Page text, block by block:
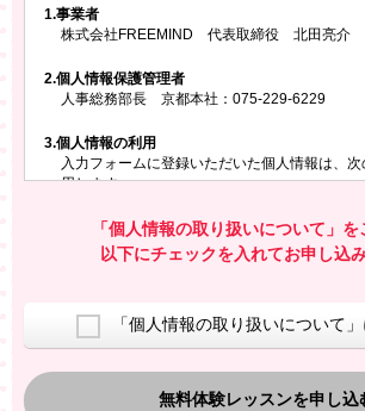
所属施設名・会員番号またはクー
所属施設名
会員番号またはクーポンコード
1.事業者
株式会社FREEMIND 代表取締役 北田亮介
2.個人情報保護管理者
人事総務部長 京都本社：075-229-6229
3.個人情報の利用
入力フォームに登録いただいた個人情報は、
用します。
お問い合わせにお答えするため
レプトンのキャンペーンや新商品（新サー
室等をご案内するため
換した上で、広告・宣伝・販売促進活動に
上記の利用目的のために第三者へ提供する
なお、この利用目的を超えた個人情報の取扱
「個人情報の取り扱いについて」
以下にチェックを入れてお申し込
「個人情報の取り扱いについて
無料体験レッスンを申し込